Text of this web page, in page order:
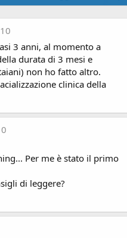
3 anni, al momento a
durata di 3 mesi e
non ho fatto altro.
clinica della
Per me è stato il primo
di leggere?